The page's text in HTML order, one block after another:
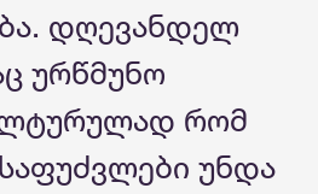
დღევანდელ
ურწმუნო
რომ
უნდა